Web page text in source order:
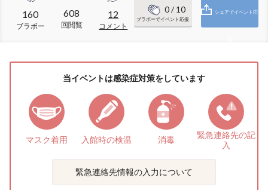
160
ブラボー
608
回閲覧
12
コメント
0/ 10
ブラボーでイベント応援
シェアでイベント応
当イベントは感染症対策をしています
マスク着用 入館時の検温 消毒 緊急連絡先の記
入
緊急連絡先情報の入力について